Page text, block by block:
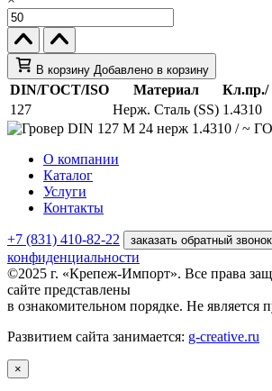
В корзину Добавлено в корзину
DIN/ГОСТ/ISO Материал
Кл.пр./
127
Нерж. Сталь (SS) 1.4310
О компании
Каталог
Услуги
Контакты
+7 (831) 410-82-22 заказать обратный звонок
конфиденциальности
©2025 г. «Крепеж-Импорт». Все права
сайте представлены
в ознакомительном порядке. Не является
Развитием сайта занимается: g-creative.ru
×